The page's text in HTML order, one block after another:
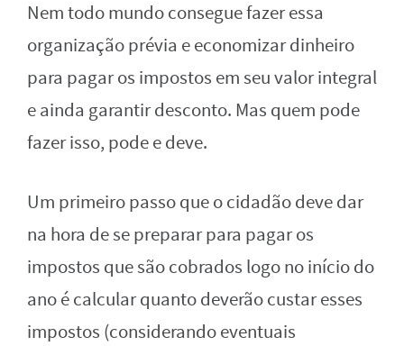
Nem todo mundo consegue fazer essa
organização prévia e economizar dinheiro
para pagar os impostos em seu valor integral
e ainda garantir desconto. Mas quem pode
fazer isso, pode e deve.
Um primeiro passo que o cidadão deve dar
na hora de se preparar para pagar os
impostos que são cobrados logo no início do
ano é calcular quanto deverão custar esses
impostos (considerando eventuais